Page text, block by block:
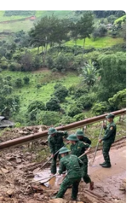
thông tin, truyền
đánh giá cao và đề
các khóa huấn